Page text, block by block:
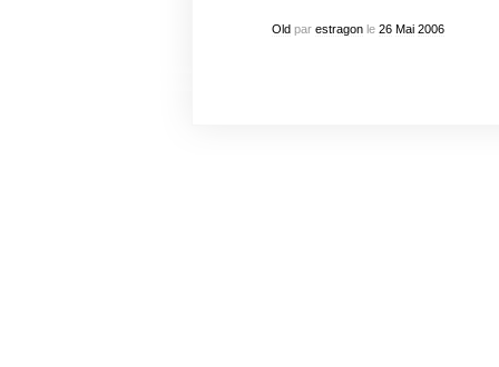
Oldpar estragonle 26 Mai 2006